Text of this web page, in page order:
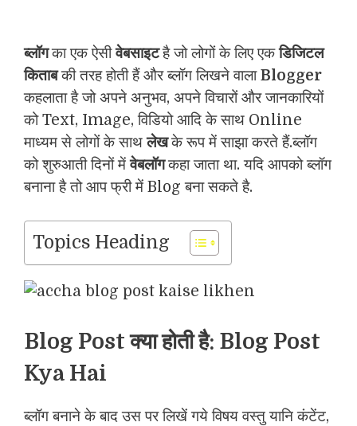
ब्लॉगका एक ऐसीवेबसाइटहै जो लोगों के लिए एकडिजिटल
किताबकी तरह होती हैं और ब्लॉग लिखने वालाBlogger
कहलाता है जो अपने अनुभव, अपने विचारों और जानकारियों
को Text, Image, विडियो आदि के साथ Online
माध्यम से लोगों के साथलेखके रूप में साझा करते हैं.ब्लॉग
को शुरुआती दिनों मेंवेबलॉगकहा जाता था. यदि आपको ब्लॉग
बनाना है तो आप फ्री में Blog बना सकते है.
Topics Heading
Blog Post क्या होती है: Blog Post
Kya Hai
ब्लॉग बनाने के बाद उस पर लिखें गये विषय वस्तु यानि कंटेंट,